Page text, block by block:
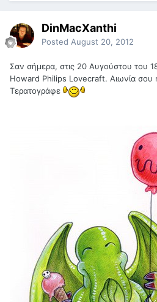
DinMacXanthi
Posted August 20, 2012
Σαν σήμερα, στις 20 Αυγούστου του
Howard Philips Lovecraft. Αιωνία
Τερατογράφε